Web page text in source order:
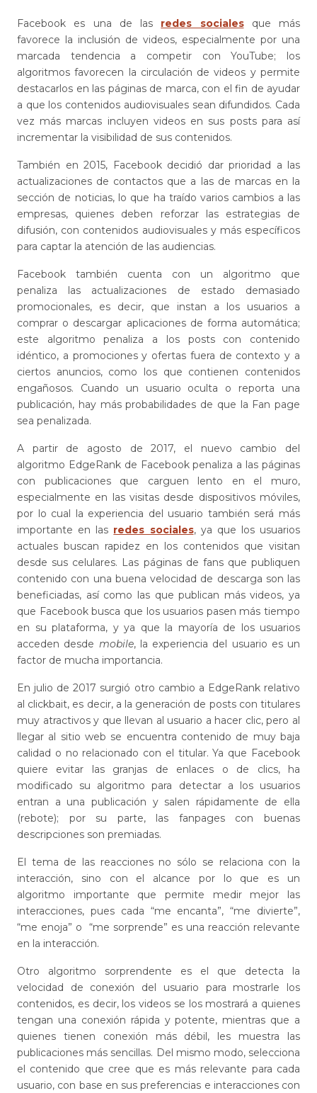
Facebook es una de las redes socialesque más
favorece la inclusión de videos, especialmente por una
marcada tendencia a competir con YouTube; los
algoritmos favorecen la circulación de videos y permite
destacarlos en las páginas de marca, con el fin de ayudar
a que los contenidos audiovisuales sean difundidos. Cada
vez más marcas incluyen videos en sus posts para así
incrementar la visibilidad de sus contenidos.
También en 2015, Facebook decidió dar prioridad a las
actualizaciones de contactos que a las de marcas en la
sección de noticias, lo que ha traído varios cambios a las
empresas, quienes deben reforzar las estrategias de
difusión, con contenidos audiovisuales y más específicos
para captar la atención de las audiencias.
Facebook también cuenta con un algoritmo que
penaliza las actualizaciones de estado demasiado
promocionales, es decir, que instan a los usuarios a
comprar o descargar aplicaciones de forma automática;
este algoritmo penaliza a los posts con contenido
idéntico, a promociones y ofertas fuera de contexto y a
ciertos anuncios, como los que contienen contenidos
engañosos. Cuando un usuario oculta o reporta una
publicación, hay más probabilidades de que la Fan page
sea penalizada.
A partir de agosto de 2017, el nuevo cambio del
algoritmo EdgeRank de Facebook penaliza a las páginas
con publicaciones que carguen lento en el muro,
especialmente en las visitas desde dispositivos móviles,
por lo cual la experiencia del usuario también será más
importante en las redes sociales, ya que los usuarios
actuales buscan rapidez en los contenidos que visitan
desde sus celulares. Las páginas de fans que publiquen
contenido con una buena velocidad de descarga son las
beneficiadas, así como las que publican más videos, ya
que Facebook busca que los usuarios pasen más tiempo
en su plataforma, y ya que la mayoría de los usuarios
acceden desde mobile, la experiencia del usuario es un
factor de mucha importancia.
En julio de 2017 surgió otro cambio a EdgeRank relativo
al clickbait, es decir, a la generación de posts con titulares
muy atractivos y que llevan al usuario a hacer clic, pero al
llegar al sitio web se encuentra contenido de muy baja
calidad o no relacionado con el titular. Ya que Facebook
quiere evitar las granjas de enlaces o de clics, ha
modificado su algoritmo para detectar a los usuarios
entran a una publicación y salen rápidamente de ella
(rebote); por su parte, las fanpages con buenas
descripciones son premiadas.
El tema de las reacciones no sólo se relaciona con la
interacción, sino con el alcance por lo que es un
algoritmo importante que permite medir mejor las
interacciones, pues cada “me encanta”, “me divierte”,
“me enoja” o
“me sorprende” es una reacción relevante
en la interacción.
Otro algoritmo sorprendente es el que detecta la
velocidad de conexión del usuario para mostrarle los
contenidos, es decir, los videos se los mostrará a quienes
tengan una conexión rápida y potente, mientras que a
quienes tienen conexión más débil, les muestra las
publicaciones más sencillas. Del mismo modo, selecciona
el contenido que cree que es más relevante para cada
usuario, con base en sus preferencias e interacciones con